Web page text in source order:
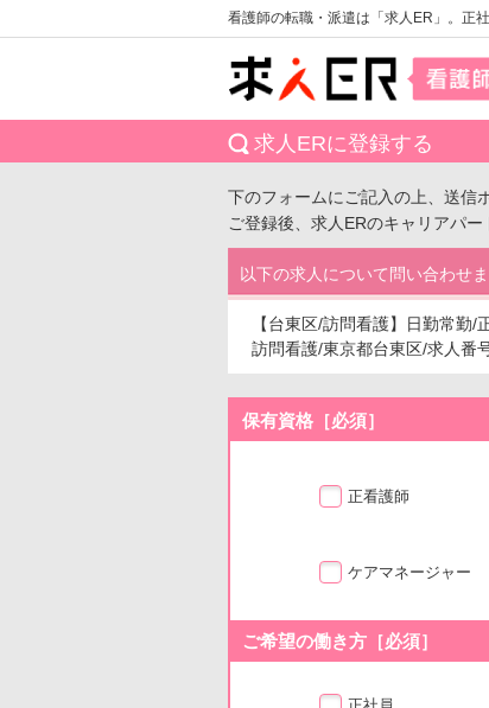
看護師の転職・派遣は「求人ER」。正
求人ERに登録する
下のフォームにご記入の上、送信
ご登録後、求人ERのキャリアパ
以下の求人について問い合わせ
【台東区/訪問看護】日勤常
訪問看護/東京都台東区/求人番
保有資格［必須］
正看護師
ケアマネージャー
ご希望の働き方［必須］
正社員